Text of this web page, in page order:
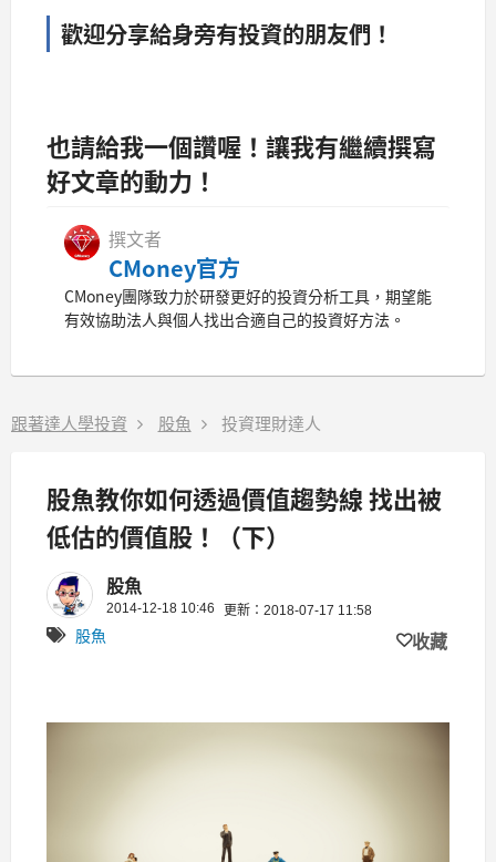
歡迎分享給身旁有投資的朋友們！
也請給我一個讚喔！讓我有繼續撰寫
好文章的動力！
撰文者
CMoney官方
CMoney團隊致力於研發更好的投資分析工具，期望能
有效協助法人與個人找出合適自己的投資好方法。
跟著達人學投資 股魚 投資理財達人
股魚教你如何透過價值趨勢線 找出被
低估的價值股！（下）
股魚
2014-12-18 10:46 更新：2018-07-17 11:58
股魚 收藏